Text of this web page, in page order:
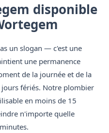
disponible
un slogan — c'est une
une permanence
de la journée et de la
fériés. Notre plombier
en moins de 15
n'importe quelle